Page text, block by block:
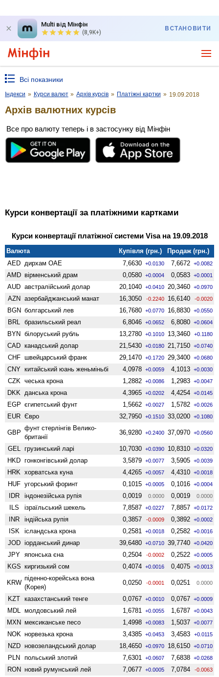
Multi від Мінфін
(8,9K+)
ВСТАНОВИТИ
Всі показники
Індекси » Курси валют » Архів курсів » Платіжні картки » 19.09.2018
Архів валютних курсів
Все про валюту теперь і в застосунку від Мінфін
Курси конвертації за платіжними картками
Курси конвертації платіжної системи Visa на 19.09.2018
Валюта Купівля (грн.)
Продаж (грн.)
AED дирхам ОАЕ 7,6630 +0.0130 7,6672 +0.0082
AMD вiрменський драм 0,0580 +0.0004 0,0583 +0.0001
AUD австралійський долар 20,1040 +0.0410 20,3460 +0.0970
AZN азербайджанський манат 16,3050 -0.2240 16,6140 -0.0020
BGN болгарський лев 16,7680 +0.0770 16,8830 +0.0550
BRL бразильський реал 6,8046 +0.0652 6,8080 +0.0604
BYN білоруський рубль 13,2780 +0.1010 13,3460 +0.1180
CAD канадський долар 21,5430 +0.0180 21,7150 +0.0740
CHF швейцарський франк 29,1470 +0.1720 29,3400 +0.0680
CNY китайський юань женьмiньбi 4,0978 +0.0059 4,1013 +0.0030
CZK чеська крона 1,2882 +0.0086 1,2983 +0.0047
DKK данська крона 4,3965 +0.0202 4,4254 +0.0145
EGP єгипетський фунт 1,5662 +0.0027 1,5782 +0.0026
EUR Євро 32,7950 +0.1510 33,0200 +0.1080
GBP
фунт стерлінгів Велико­
британії
36,9280 +0.2400 37,0970 +0.0560
GEL грузинський ларі 10,7030 +0.0390 10,8310 +0.0320
HKD гонконгівський долар 3,5879 +0.0077 3,5905 +0.0039
HRK хорватська куна 4,4265 +0.0057 4,4310 +0.0018
HUF угорський форинт 0,1015 +0.0005 0,1016 +0.0004
IDR індонезійська рупія 0,0019 0.0000 0,0019 0.0000
ILS ізраїльський шекель 7,8587 +0.0227 7,8857 +0.0172
INR індійська рупія 0,3857 -0.0009 0,3892 +0.0002
ISK ісландська крона 0,2581 +0.0018 0,2582 +0.0016
JOD іорданський динар 39,6480 +0.0710 39,7740 +0.0420
JPY японська єна 0,2504 -0.0002 0,2522 +0.0005
KGS киргизький сом 0,4074 +0.0016 0,4075 +0.0013
KRW
піденно-корейська вона
(Корея)
0,0250 -0.0001 0,0251 0.0000
KZT казахстанський тенге 0,0767 +0.0010 0,0767 +0.0009
MDL молдовський лей 1,6781 +0.0055 1,6787 +0.0043
MXN мексиканське песо 1,4998 +0.0083 1,5037 +0.0077
NOK норвезька крона 3,4385 +0.0453 3,4583 +0.0115
NZD ново­зеландський долар 18,4650 +0.0970 18,6150 +0.0710
PLN польський злотий 7,6301 +0.0607 7,6838 +0.0268
RON новий румунський лей 7,0677 +0.0005 7,0784 -0.0063